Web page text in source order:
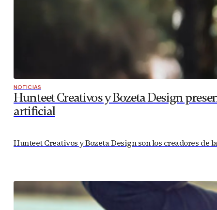
NOTICIAS
Hunteet Creativos y Bozeta Design
artificial
Hunteet Creativos y Bozeta Design son los creadores